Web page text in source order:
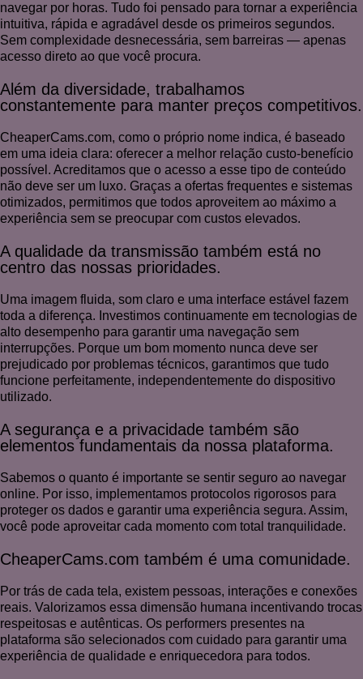
navegar por horas. Tudo foi pensado para tornar a experiência
intuitiva, rápida e agradável desde os primeiros segundos.
Sem complexidade desnecessária, sem barreiras — apenas
acesso direto ao que você procura.
Além da diversidade, trabalhamos
constantemente para manter preços competitivos.
CheaperCams.com, como o próprio nome indica, é baseado
em uma ideia clara: oferecer a melhor relação custo-benefício
possível. Acreditamos que o acesso a esse tipo de conteúdo
não deve ser um luxo. Graças a ofertas frequentes e sistemas
otimizados, permitimos que todos aproveitem ao máximo a
experiência sem se preocupar com custos elevados.
A qualidade da transmissão também está no
centro das nossas prioridades.
Uma imagem fluida, som claro e uma interface estável fazem
toda a diferença. Investimos continuamente em tecnologias de
alto desempenho para garantir uma navegação sem
interrupções. Porque um bom momento nunca deve ser
prejudicado por problemas técnicos, garantimos que tudo
funcione perfeitamente, independentemente do dispositivo
utilizado.
A segurança e a privacidade também são
elementos fundamentais da nossa plataforma.
Sabemos o quanto é importante se sentir seguro ao navegar
online. Por isso, implementamos protocolos rigorosos para
proteger os dados e garantir uma experiência segura. Assim,
você pode aproveitar cada momento com total tranquilidade.
CheaperCams.com também é uma comunidade.
Por trás de cada tela, existem pessoas, interações e conexões
reais. Valorizamos essa dimensão humana incentivando trocas
respeitosas e autênticas. Os performers presentes na
plataforma são selecionados com cuidado para garantir uma
experiência de qualidade e enriquecedora para todos.